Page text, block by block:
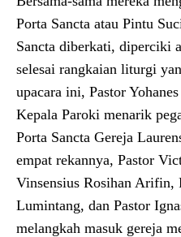
Porta Sancta atau Pintu
Sancta diberkati, diperciki
selesai rangkaian liturgi
upacara ini, Pastor
Kepala Paroki menarik
Porta Sancta Gereja
empat rekannya, Pastor
Vinsensius Rosihan Arifin,
Lumintang, dan Pastor
melangkah masuk gereja